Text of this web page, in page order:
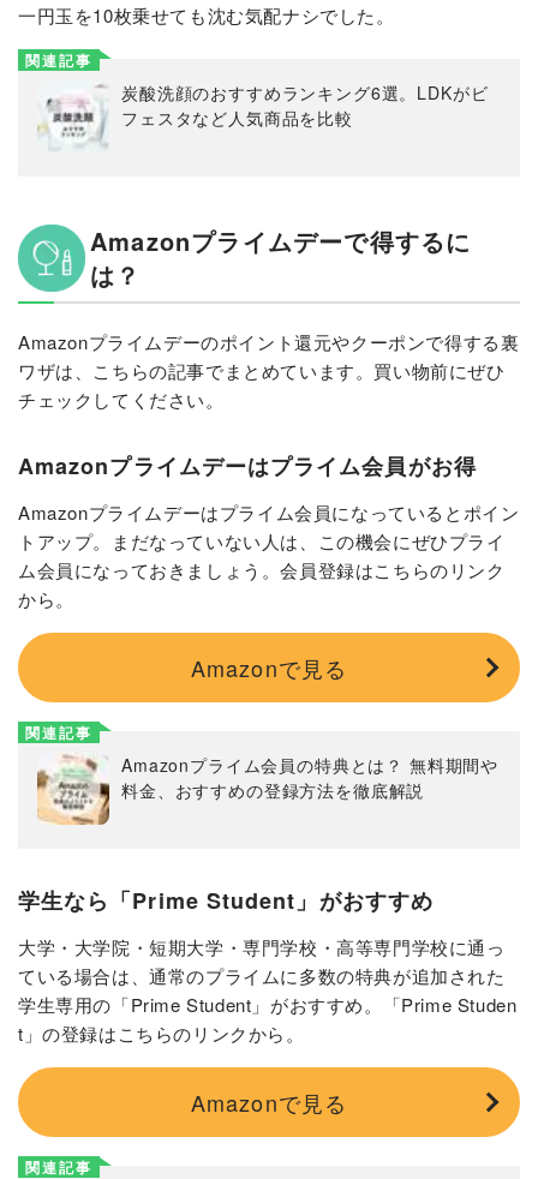
一円玉を10枚乗せても沈む気配ナシでした。
関連記事
炭酸洗顔のおすすめランキング6選。LDKがビ
フェスタなど人気商品を比較
Amazonプライムデーで得するに
は？
Amazonプライムデーのポイント還元やクーポンで得する裏
ワザは、こちらの記事でまとめています。買い物前にぜひ
チェックしてください。
Amazonプライムデーはプライム会員がお得
Amazonプライムデーはプライム会員になっているとポイン
トアップ。まだなっていない人は、この機会にぜひプライ
ム会員になっておきましょう。会員登録はこちらのリンク
から。
Amazonで見る
関連記事
Amazonプライム会員の特典とは？ 無料期間や
料金、おすすめの登録方法を徹底解説
学生なら「Prime Student」がおすすめ
大学・大学院・短期大学・専門学校・高等専門学校に通っ
ている場合は、通常のプライムに多数の特典が追加された
学生専用の「Prime Student」がおすすめ。「Prime Studen
t」の登録はこちらのリンクから。
Amazonで見る
関連記事